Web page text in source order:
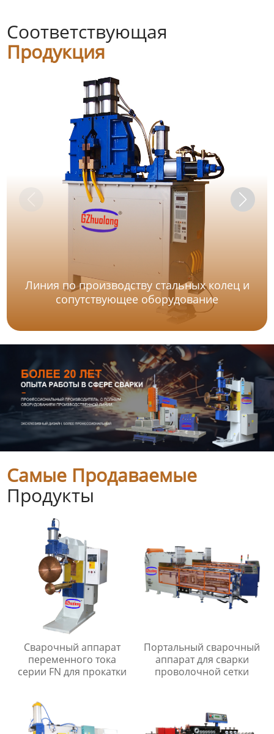
Соответствующая
Продукция
Линия по производству стальных колец и
сопутствующее оборудование
Самые Продаваемые
Продукты
Сварочный аппарат
переменного тока
серии FN для прокатки
Портальный сварочный
аппарат для сварки
проволочной сетки